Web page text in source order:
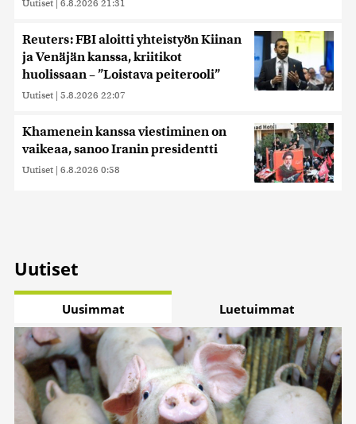
Uutiset 6.8.2026 21:31
Reuters: FBI aloitti yhteistyön Kiinan
ja Venäjän kanssa, kriitikot
huolissaan – ”Loistava peiterooli”
Uutiset | 5.8.2026 22:07
Khamenein kanssa viestiminen on
vaikeaa, sanoo Iranin presidentti
Uutiset | 6.8.2026 0:58
Uutiset
Uusimmat Luetuimmat